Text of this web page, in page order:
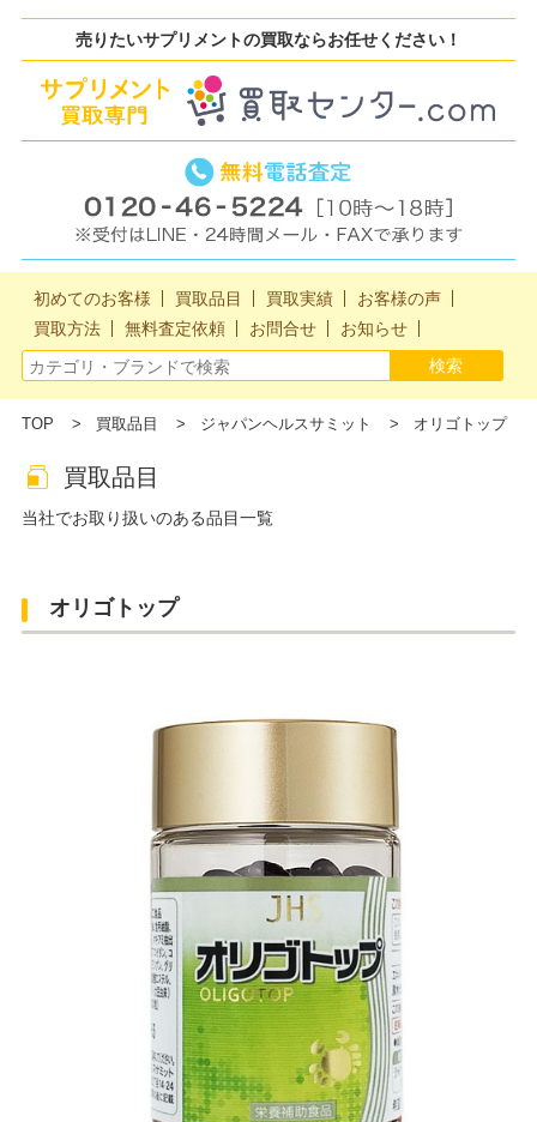
売りたいサプリメントの買取ならお任せください！
初めてのお客様 買取品目 買取実績
お客様の声
買取方法
無料査定依頼 お問合せ お知らせ
TOP 買取品目 ジャパンヘルスサミット オリゴトップ
買取品目
当社でお取り扱いのある品目一覧
オリゴトップ